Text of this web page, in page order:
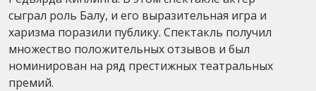
сыграл роль Балу, и его выразительная игра и
харизма поразили публику. Спектакль получил
множество положительных отзывов и был
номинирован на ряд престижных театральных
премий.